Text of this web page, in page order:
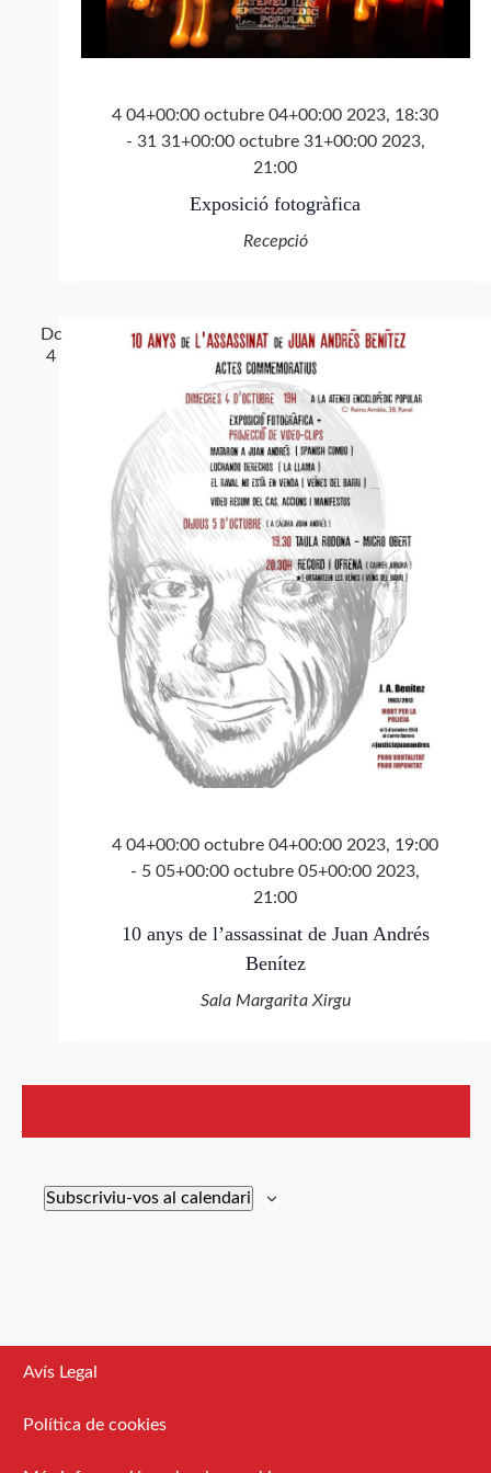
4 04+00:00 octubre 04+00:00 2023, 18:30
- 31 31+00:00 octubre 31+00:00 2023,
21:00
Exposició fotogràfica
Recepció
Dc
4
4 04+00:00 octubre 04+00:00 2023, 19:00
- 5 05+00:00 octubre 05+00:00 2023,
21:00
10 anys de l’assassinat de Juan Andrés
Benítez
Sala Margarita Xirgu
Subscriviu-vos al calendari
Avís Legal
Política de cookies